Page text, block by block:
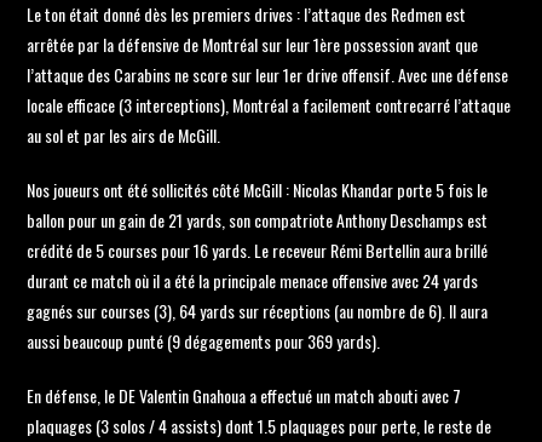
Le ton était donné dès les premiers drives : l’attaque des Redmen est
arrêtée par la défensive de Montréal sur leur 1ère possession avant que
l’attaque des Carabins ne score sur leur 1er drive offensif. Avec une défense
locale efficace (3 interceptions), Montréal a facilement contrecarré l’attaque
au sol et par les airs de McGill.
Nos joueurs ont été sollicités côté McGill : Nicolas Khandar porte 5 fois le
ballon pour un gain de 21 yards, son compatriote Anthony Deschamps est
crédité de 5 courses pour 16 yards. Le receveur Rémi Bertellin aura brillé
durant ce match où il a été la principale menace offensive avec 24 yards
gagnés sur courses (3), 64 yards sur réceptions (au nombre de 6). Il aura
aussi beaucoup punté (9 dégagements pour 369 yards).
En défense, le DE Valentin Gnahoua a effectué un match abouti avec 7
plaquages (3 solos / 4 assists) dont 1.5 plaquages pour perte, le reste de